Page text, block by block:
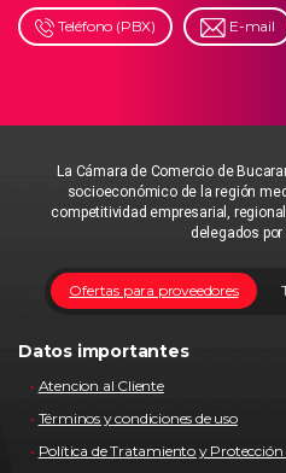
Teléfono (PBX) E-mail
La Cámara de Comercio de
socioeconómico de la región
competitividad empresarial,
delegados
Ofertas para proveedores
Datos importantes
Atencion al Cliente
Términos y condiciones de uso
Política de Tratamiento y Protección